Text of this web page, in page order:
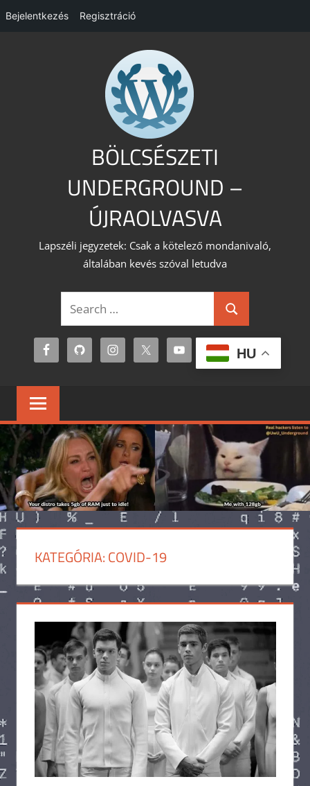
Bejelentkezés Regisztráció
BÖLCSÉSZETI
UNDERGROUND –
ÚJRAOLVASVA
Lapszéli jegyzetek: Csak a kötelező mondanivaló,
általában kevés szóval letudva
Search
for:
Search
HU
KATEGÓRIA:COVID-19